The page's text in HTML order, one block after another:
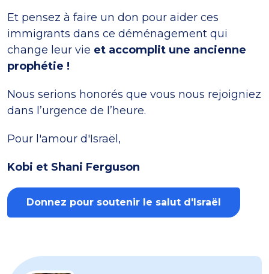
Et pensez à faire un don pour aider ces
immigrants dans ce déménagement qui
change leur vie et accomplit une ancienne
prophétie !
Nous serions honorés que vous nous rejoigniez
dans l’urgence de l’heure.
Pour l'amour d'Israël,
Kobi et Shani Ferguson
Donnez pour soutenir le salut d'Israël